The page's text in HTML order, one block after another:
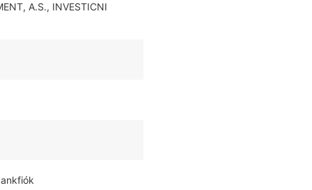
A.S., INVESTICNI